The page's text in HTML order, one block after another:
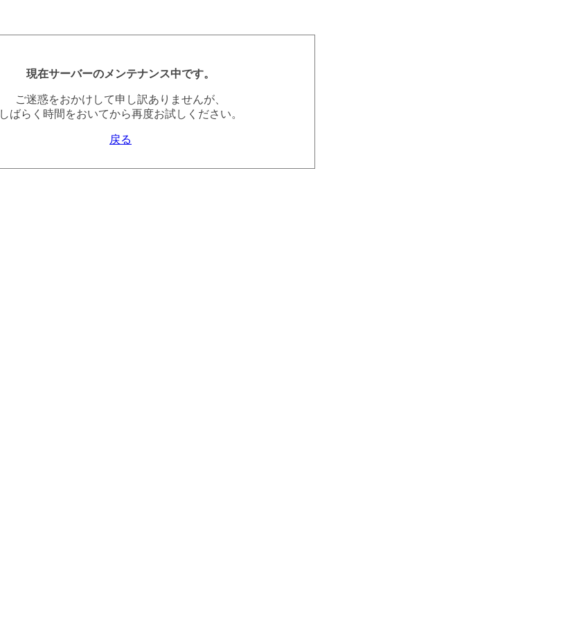
現在サーバーのメンテナンス中です。
ご迷惑をおかけして申し訳ありませんが、
しばらく時間をおいてから再度お試しください。
戻る